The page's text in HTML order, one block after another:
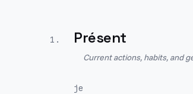
1 . Présent
Current actions, habits, and
je